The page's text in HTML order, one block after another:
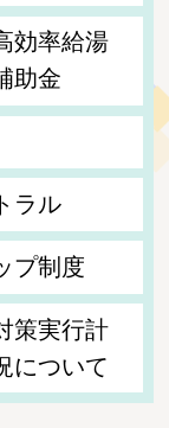
効率給湯
助金
ラル
プ制度
策実行計
について